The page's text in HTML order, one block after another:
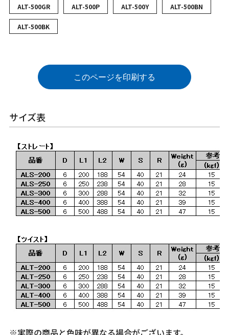
ALT-500GR ALT-500P ALT-500Y ALT-500BN
ALT-500BK
このページを印刷する
サイズ表
※実際の商品と色味が異なる場合がございます。